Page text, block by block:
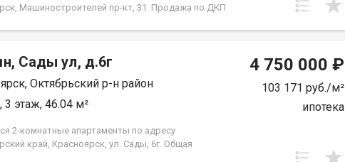
Машиностроителей пр-кт, 31. Продажа по ДКП
Сады ул, д.6г
Октябрьский р-н район
3 этаж, 46.04 м²
2-комнатные апартаменты по адресу
край, Красноярск, ул. Сады, 6г. Общая
4 750 000 ₽
103 171 руб./м²
ипотека